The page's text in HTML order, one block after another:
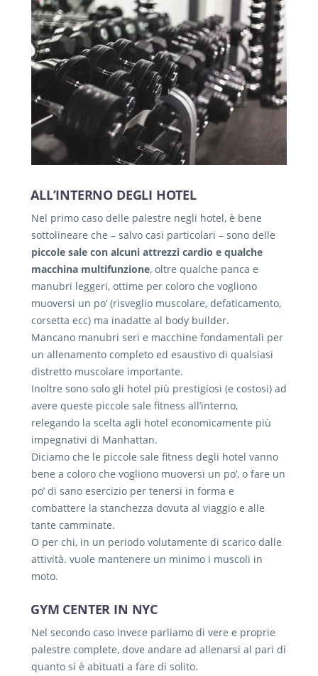
ALL’INTERNO DEGLI HOTEL
Nel primo caso delle palestre negli hotel, è bene
sottolineare che – salvo casi particolari – sono delle
piccole sale con alcuni attrezzi cardio e qualche
macchina multifunzione, oltre qualche panca e
manubri leggeri, ottime per coloro che vogliono
muoversi un po’ (risveglio muscolare, defaticamento,
corsetta ecc) ma inadatte al body builder.
Mancano manubri seri e macchine fondamentali per
un allenamento completo ed esaustivo di qualsiasi
distretto muscolare importante.
Inoltre sono solo gli hotel più prestigiosi (e costosi) ad
avere queste piccole sale fitness all’interno,
relegando la scelta agli hotel economicamente più
impegnativi di Manhattan.
Diciamo che le piccole sale fitness degli hotel vanno
bene a coloro che vogliono muoversi un po’, o fare un
po’ di sano esercizio per tenersi in forma e
combattere la stanchezza dovuta al viaggio e alle
tante camminate.
O per chi, in un periodo volutamente di scarico dalle
attività. vuole mantenere un minimo i muscoli in
moto.
GYM CENTER IN NYC
Nel secondo caso invece parliamo di vere e proprie
palestre complete, dove andare ad allenarsi al pari di
quanto si è abituati a fare di solito.